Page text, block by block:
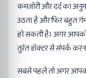
कमजोरी और दर्द का
उठता है और फिर बहुत
हो सकती है। अगर
तुरंत डॉक्टर से संपर्क
सबसे पहले तो अगर